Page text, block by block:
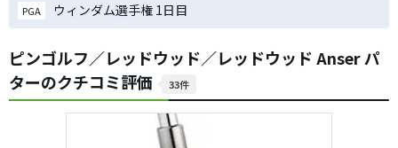
PGA ウィンダム選手権 1日目
ピンゴルフ／レッドウッド／レッドウッド Anser パ
ターのクチコミ評価
33件